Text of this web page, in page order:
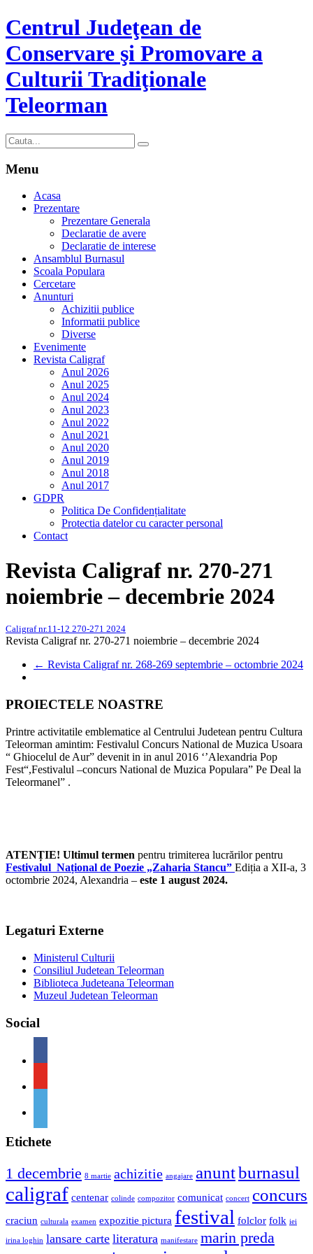
Centrul Judeţean de
Conservare şi Promovare a
Culturii Tradiţionale
Teleorman
Menu
Acasa
Prezentare
Prezentare Generala
Declaratie de avere
Declaratie de interese
Ansamblul Burnasul
Scoala Populara
Cercetare
Anunturi
Achizitii publice
Informatii publice
Diverse
Evenimente
Revista Caligraf
Anul 2026
Anul 2025
Anul 2024
Anul 2023
Anul 2022
Anul 2021
Anul 2020
Anul 2019
Anul 2018
Anul 2017
GDPR
Politica De Confidențialitate
Protectia datelor cu caracter personal
Contact
Revista Caligraf nr. 270-271
noiembrie – decembrie 2024
Caligraf nr.11-12 270-271 2024
Revista Caligraf nr. 270-271 noiembrie – decembrie 2024
← Revista Caligraf nr. 268-269 septembrie – octombrie 2024
PROIECTELE NOASTRE
Printre activitatile emblematice al Centrului Judetean pentru Cultura
Teleorman amintim: Festivalul Concurs National de Muzica Usoara
“ Ghiocelul de Aur” devenit in in anul 2016 ‘’Alexandria Pop
Fest“,Festivalul –concurs National de Muzica Populara” Pe Deal la
Teleormanel” .
ATENȚIE! Ultimul termen pentru trimiterea lucrărilor pentru
Festivalul Național de Poezie „Zaharia Stancu” Ediția a XII-a, 3
octombrie 2024, Alexandria – este 1 august 2024.
Legaturi Externe
Ministerul Culturii
Consiliul Judetean Teleorman
Biblioteca Judeteana Teleorman
Muzeul Judetean Teleorman
Social
Etichete
1 decembrie 8 martie achizitie angajare anuntburnasul
caligraf centenar colinde compozitor comunicat concert concurs
craciun culturala examen expozitie pictura festival folclor folk iei
irina loghin lansare carte literatura manifestare marin preda